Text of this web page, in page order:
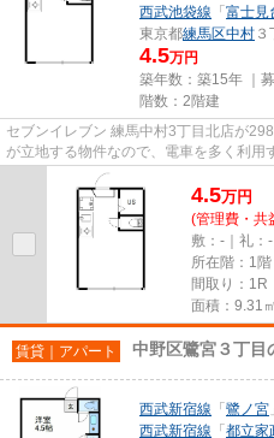
西武池袋線 「 富士見
東京都練馬区中村 ３
4.5万円
築年数：築15年 ｜募
階数：2階建
セブンイレブン 練馬中村3丁目北店が
が立地する物件なので、電車を多く利
はアパートです。2駅利用でき...
4.5万円
(管理費・共
敷：-｜礼：-
所在階：1階
間取り：1R
面積：9.31㎡
賃貸｜アパート 中野区鷺宮３丁目
西武新宿線 「 鷺ノ宮
西武新宿線 「 都立家